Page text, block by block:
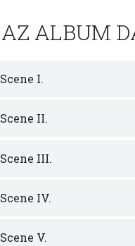
AZ ALBUM
Scene I.
Scene II.
Scene III.
Scene IV.
Scene V.